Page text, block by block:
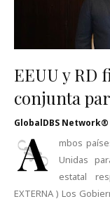
EEUU y RD
conjunta
GlobalDBS Network®
A
mbos
Unidas
estatal
EXTERNA ) Los